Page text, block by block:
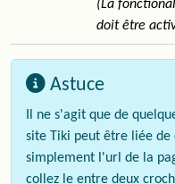
(La
doit être
Astuce
Il ne s'agit que de
site Tiki peut être liée de
simplement l'url de la
collez le entre deux